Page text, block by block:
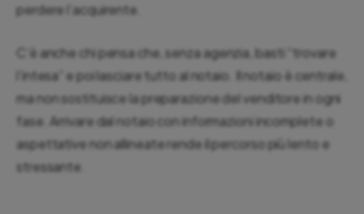
perdere l’acquirente.
C’è anche chi pensa che, senza agenzia, basti “trovare
l’intesa” e poi lasciare tutto al notaio. Il notaio è centrale,
ma non sostituisce la preparazione del venditore in ogni
fase. Arrivare dal notaio con informazioni incomplete o
aspettative non allineate rende il percorso più lento e
stressante.